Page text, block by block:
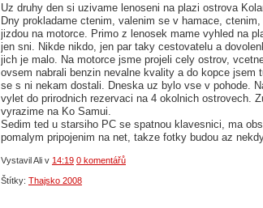
Uz druhy den si uzivame lenoseni na plazi ostrova
Dny prokladame ctenim, valenim se v hamace,
jizdou na motorce. Primo z lenosek mame vyhled na
jen sni. Nikde nikdo, jen par taky cestovatelu a
jich je malo. Na motorce jsme projeli cely ostrov,
ovsem nabrali benzin nevalne kvality a do kopce jsem
se s ni nekam dostali. Dneska uz bylo vse v pohode.
vylet do prirodnich rezervaci na 4 okolnich ostrovech.
vyrazime na Ko Samui.
Sedim ted u starsiho PC se spatnou klavesnici, ma
pomalym pripojenim na net, takze fotky budou az
Vystavil Ali v 14:19 0 komentářů
Štítky: Thajsko 2008